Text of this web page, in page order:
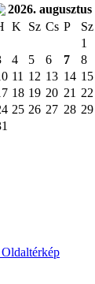
2026. augusztus
K Sz Cs P Sz
1
4 5 6 7 8
11 12 13 14 15
18 19 20 21 22
25 26 27 28 29
Oldaltérkép